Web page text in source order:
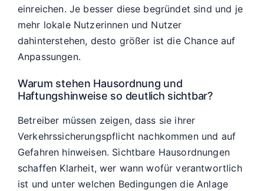
einreichen. Je besser diese begründet sind und je
mehr lokale Nutzerinnen und Nutzer
dahinterstehen, desto größer ist die Chance auf
Anpassungen.
Warum stehen Hausordnung und
Haftungshinweise so deutlich sichtbar?
Betreiber müssen zeigen, dass sie ihrer
Verkehrssicherungspflicht nachkommen und auf
Gefahren hinweisen. Sichtbare Hausordnungen
schaffen Klarheit, wer wann wofür verantwortlich
ist und unter welchen Bedingungen die Anlage